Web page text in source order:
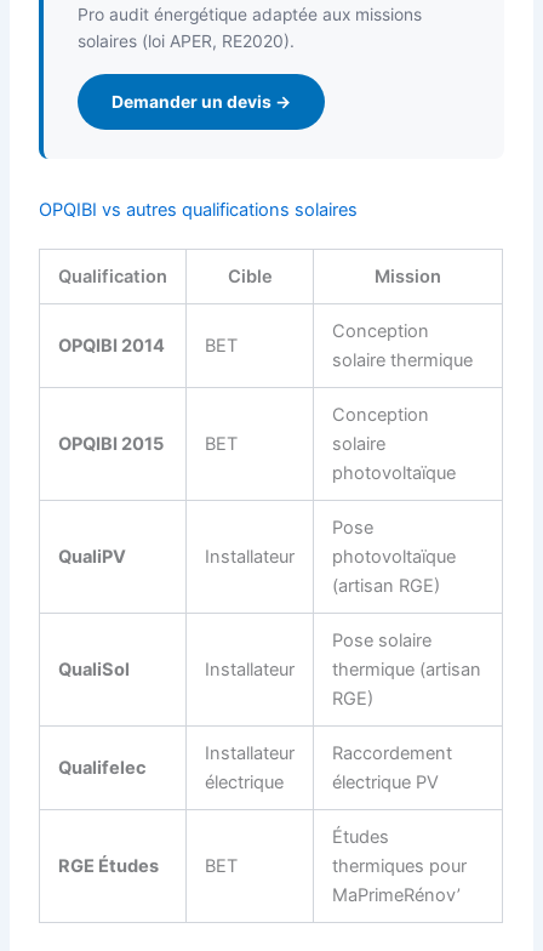
Pro audit énergétique adaptée aux missions
solaires (loi APER, RE2020).
Demander un devis →
OPQIBI vs autres qualifications solaires
Qualification Cible Mission
OPQIBI 2014 BET
Conception
solaire thermique
OPQIBI 2015 BET
Conception
solaire
photovoltaïque
QualiPV Installateur
Pose
photovoltaïque
(artisan RGE)
QualiSol Installateur
Pose solaire
thermique (artisan
RGE)
Qualifelec
Installateur
électrique
Raccordement
électrique PV
RGE Études BET
Études
thermiques pour
MaPrimeRénov’